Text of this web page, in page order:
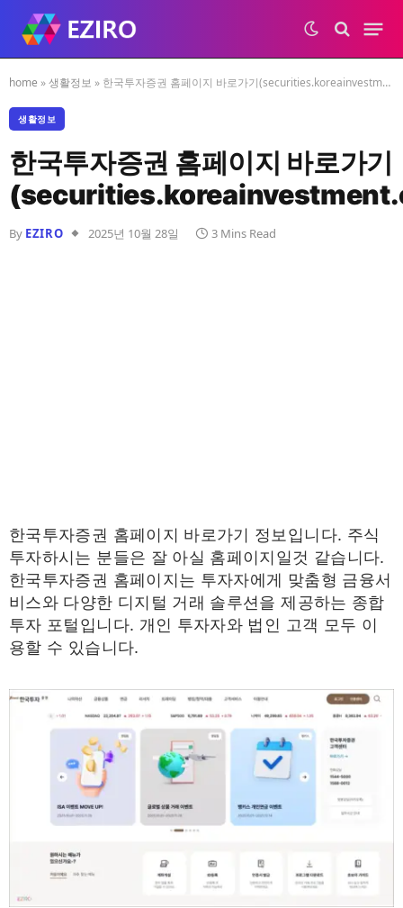
home »생활정보 » 한국투자증권 홈페이지 바로가기(securities.koreainvestment.com)
생활정보
한국투자증권 홈페이지 바로가기
By EZIRO 2025년 10월 28일 3 Mins Read
한국투자증권 홈페이지 바로가기 정보입니다. 주식
투자하시는 분들은 잘 아실 홈페이지일것 같습니다.
한국투자증권 홈페이지는 투자자에게 맞춤형 금융서
비스와 다양한 디지털 거래 솔루션을 제공하는 종합
투자 포털입니다. 개인 투자자와 법인 고객 모두 이
용할 수 있습니다.